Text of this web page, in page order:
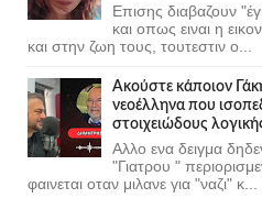
Επισης διαβαζουν
και οπως ειναι η
και στην ζωη τους, τουτεστιν ο...
Ακούστε κάποιον
νεοέλληνα που
στοιχειώδους
Αλλο ενα δειγμα
"Γιατρου "
φαινεται οταν μιλανε για "ναζι" κ...